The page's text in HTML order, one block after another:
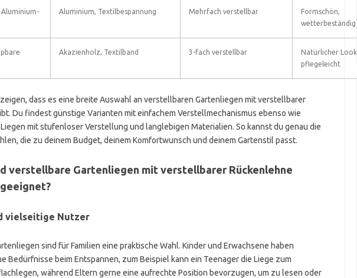
Aluminium, Textilbespannung Mehrfach verstellbar
Formschön,
wetterbeständig
Akazienholz, Textilband 3-fach verstellbar
Natürlicher Look,
pflegeleicht
dass es eine breite Auswahl an verstellbaren Gartenliegen mit verstellbarer
Du findest günstige Varianten mit einfachem Verstellmechanismus ebenso wie
mit stufenloser Verstellung und langlebigen Materialien. So kannst du genau die
die zu deinem Budget, deinem Komfortwunsch und deinem Gartenstil passt.
verstellbare Gartenliegen mit verstellbarer Rückenlehne
vielseitige Nutzer
sind für Familien eine praktische Wahl. Kinder und Erwachsene haben
Bedürfnisse beim Entspannen, zum Beispiel kann ein Teenager die Liege zum
während Eltern gerne eine aufrechte Position bevorzugen, um zu lesen oder